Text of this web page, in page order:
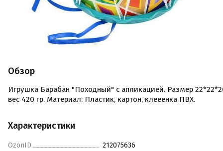
Обзор
Игрушка Барабан "Походный" с апликацией. Размер
вес 420 гр. Материал: Пластик, картон, клееенка ПВХ.
Характеристики
OzonID
212075636